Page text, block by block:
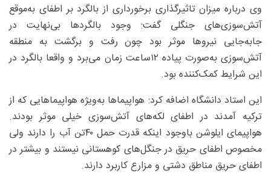
وی درباره میزان تاثیرگذاری برخورداری از بالگرد بر اطفای به‌موقع
آتش‌سوزی‌های جنگلی گفت: وجود بالگردها بی‌نهایت در
جابه‌جایی نیروها موثر بود چون رفت و برگشت به منطقه
آتش‌سوزی به‌صورت پیاده ۱۲ساعت زمان می‌برد و واقعا بالگرد در
این شرایط کمک‌کننده بود.
این استاد دانشگاه اضافه کرد: هواپیماها به‌ویژه هواپیماهایی که از
ترکیه آمدند در اطفای لکه‌های آتش‌سوزی خیلی موثر بودند.
هواپیمای ایلوشن باوجود اینکه قدرت حمل ۴۰تن آب را دارند ولی
مخصوص اطفای حریق در جنگل‌های کوهستانی نیستند و بیشتر در
اطفای حریق‌ مناطق دشتی و مزارع کاربرد دارند.